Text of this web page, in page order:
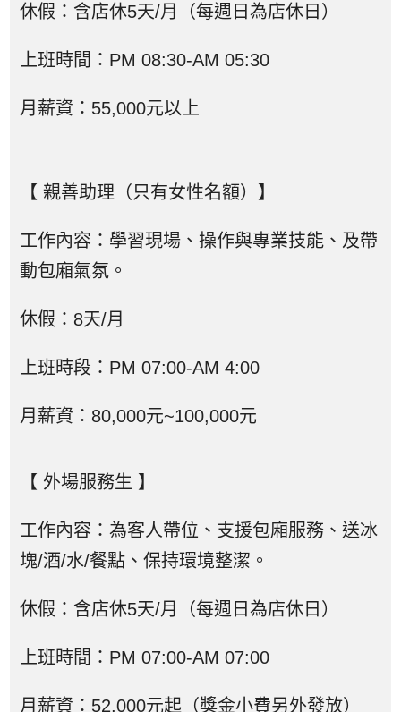
休假：含店休5天/月（每週日為店休日）
上班時間：PM 08:30-AM 05:30
月薪資：55,000元以上
【 親善助理（只有女性名額）】
工作內容：學習現場、操作與專業技能、及帶
動包廂氣氛。
休假：8天/月
上班時段：PM 07:00-AM 4:00
月薪資：80,000元~100,000元
【 外場服務生 】
工作內容：為客人帶位、支援包廂服務、送冰
塊/酒/水/餐點、保持環境整潔。
休假：含店休5天/月（每週日為店休日）
上班時間：PM 07:00-AM 07:00
月薪資：52,000元起（獎金小費另外發放）